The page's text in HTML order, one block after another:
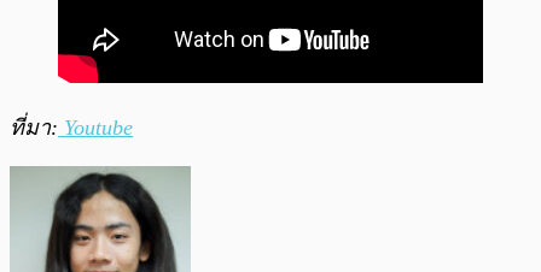
ที่มา: Youtube